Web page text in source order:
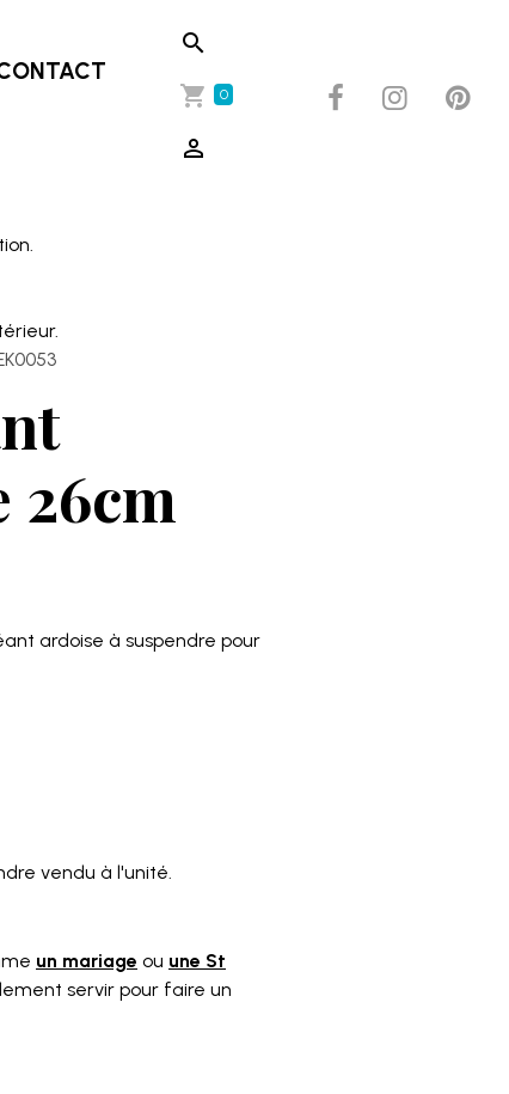
0
26cm
ardoise à suspendre pour
vendu à l'unité.
un mariage ou une St
servir pour faire un